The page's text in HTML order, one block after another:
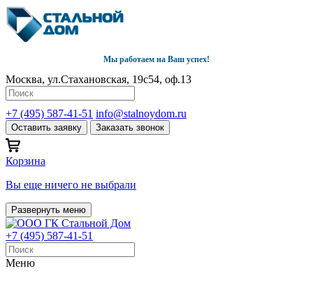
Мы работаем на Ваш успех!
Москва, ул.Стахановская, 19с54, оф.13
+7 (495) 587-41-51 info@stalnoydom.ru
Оставить заявку Заказать звонок
Корзина
Вы еще ничего не выбрали
Развернуть меню
+7 (495) 587-41-51
Меню